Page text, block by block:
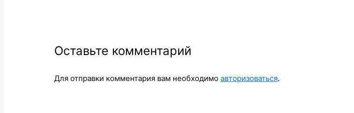
Оставьте комментарий
Для отправки комментария вам необходимоавторизоваться.